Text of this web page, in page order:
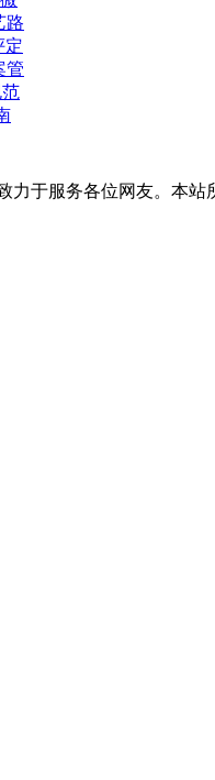
路
定
管
力于服务各位网友。本